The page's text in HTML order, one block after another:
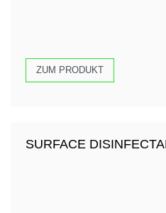
ZUM PRODUKT
SURFACE